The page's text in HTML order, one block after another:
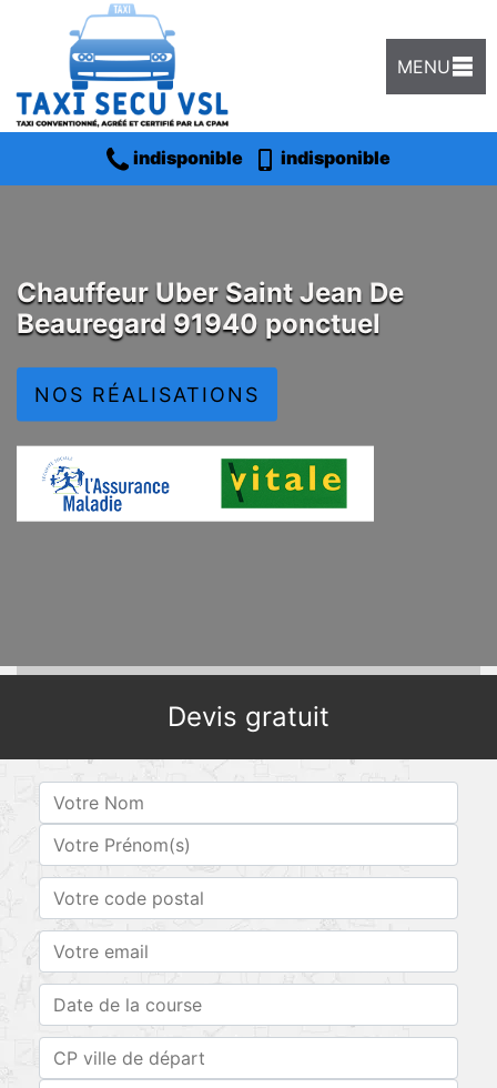
MENU
indisponible indisponible
Chauffeur Uber Saint Jean De
Beauregard 91940 ponctuel
NOS RÉALISATIONS
Devis gratuit